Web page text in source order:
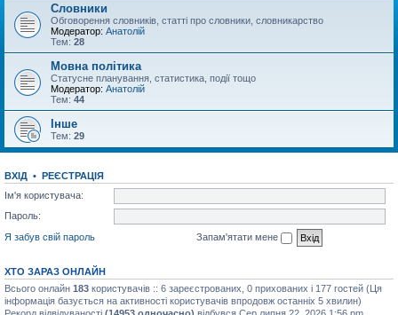
Словники
Обговорення словників, статті про словники, словникарство
Модератор: Анатолій
Тем: 28
Мовна політика
Статусне планування, статистика, події тощо
Модератор: Анатолій
Тем: 44
Інше
Тем: 29
ВХІД • РЕЄСТРАЦІЯ
Ім'я користувача:
Пароль:
Я забув свій пароль
Запам'ятати мене
ХТО ЗАРАЗ ОНЛАЙН
Всього онлайн 183 користувачів :: 6 зареєстрованих, 0 прихованих і 177 гостей (Ця
інформація базується на активності користувачів впродовж останніх 5 хвилин)
Рекорд відвідуваності (14953 одночасно) відбувся Сер липня 22, 2026 1:56 pm